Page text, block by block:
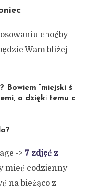
choćby
Wam bliżej
Bowiem “miejski ś
a dzięki temu c
-> 7 zdjęć z
mieć codzienny
na bieżąco z